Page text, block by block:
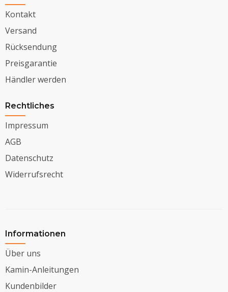
Kontakt
Versand
Rücksendung
Preisgarantie
Händler werden
Rechtliches
Impressum
AGB
Datenschutz
Widerrufsrecht
Informationen
Über uns
Kamin-Anleitungen
Kundenbilder